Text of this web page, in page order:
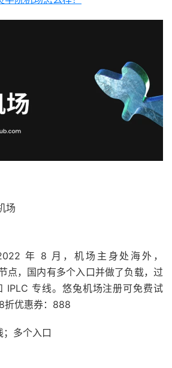
场
年 8 月，机场主身处海外，
点，国内有多个入口并做了负载，过
IPLC 专线。悠兔机场注册可免费试
折优惠券：888
多个入口